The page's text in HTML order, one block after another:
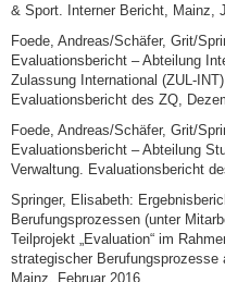
& Sport. Interner Bericht, Mainz,
Foede, Andreas/Schäfer, Grit/
Evaluationsbericht – Abteilung
Zulassung International (ZUL-
Evaluationsbericht des ZQ,
Foede, Andreas/Schäfer, Grit/
Evaluationsbericht – Abteilung
Verwaltung. Evaluationsbericht
Springer, Elisabeth:
Berufungsprozessen (unter
Teilprojekt „Evaluation“ im
strategischer Berufungsprozesse
Mainz, Februar 2016.